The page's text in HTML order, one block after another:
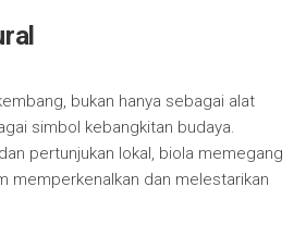
bukan hanya sebagai alat
simbol kebangkitan budaya.
pertunjukan lokal, biola memegang
memperkenalkan dan melestarikan